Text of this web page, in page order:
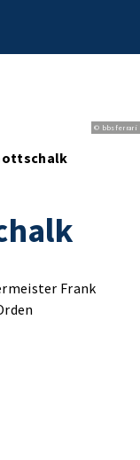
© bbsferrari
Frank